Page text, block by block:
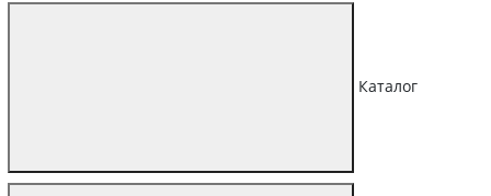
Каталог